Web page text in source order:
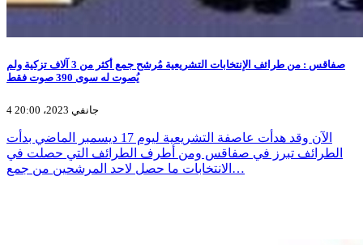
صفاقس : من طرائف الإنتخابات التشريعية مُرشح جمع أكثر من 3 آلاف تزكية ولم
يُصوت له سوى 390 صوت فقط
4 جانفي 2023، 20:00
الآن وقد هدأت عاصفة التشريعية ليوم 17 ديسمبر الماضي بدأت
الطرائف تبرز في صفاقس ومن أطرف الطرائف التي حصلت في
الانتخابات ما حصل لاحد المرشحين من جمع…